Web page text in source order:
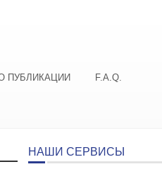
ПУБЛИКАЦИИ F.A.Q.
НАШИ СЕРВИСЫ